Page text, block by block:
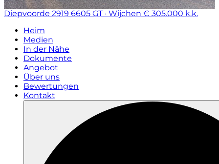
Diepvoorde 2919 6605 GT · Wijchen € 305.000 k.k.
Heim
Medien
In der Nähe
Dokumente
Angebot
Über uns
Bewertungen
Kontakt